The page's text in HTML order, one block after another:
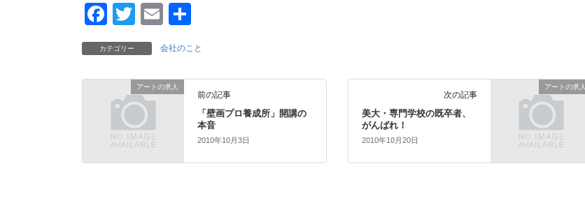
F
a
c
e
b
o
o
k
T
wi
tt
er
E
ail
カテゴリー 会社のこと
アートの求人
前の記事
「壁画プロ養成所」開講の
本音
2010年10月3日
アートの求人
次の記事
美大・専門学校の既卒者、
がんばれ！
2010年10月20日